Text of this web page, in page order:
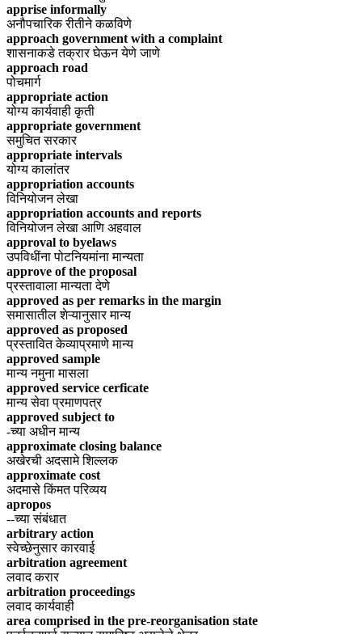
apprise informally
अनौपचारिक रीतीने कळविणे
approach government with a complaint
शासनाकडे तक्रार घेऊन येणे जाणे
approach road
पोचमार्ग
appropriate action
योग्य कार्यवाही कृती
appropriate government
समुचित सरकार
appropriate intervals
योग्य कालांतर
appropriation accounts
विनियोजन लेखा
appropriation accounts and reports
विनियोजन लेखा आणि अहवाल
approval to byelaws
उपविधींना पोटनियमांना मान्यता
approve of the proposal
प्रस्तावाला मान्यता देणे
approved as per remarks in the margin
समासातील शेऱ्यानुसार मान्य
approved as proposed
प्रस्तावित केव्याप्रमाणे मान्य
approved sample
मान्य नमुना मासला
approved service cerficate
मान्य सेवा प्रमाणपत्र
approved subject to
-च्या अधीन मान्य
approximate closing balance
अखेरची अदसामे शिल्लक
approximate cost
अदमासे किंमत परिव्यय
apropos
--च्या संबंधात
arbitrary action
स्वेच्छेनुसार कारवाई
arbitration agreement
लवाद करार
arbitration proceedings
लवाद कार्यवाही
area comprised in the pre-reorganisation state